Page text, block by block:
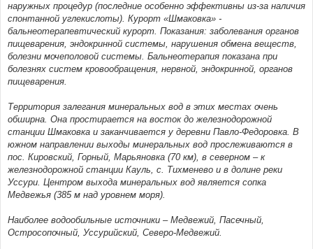
наружных процедур (последние особенно эффективны из-за наличия
спонтанной углекислоты). Курорт «Шмаковка» -
бальнеотерапевтический курорт. Показания: заболевания органов
пищеварения, эндокринной системы, нарушения обмена веществ,
болезни мочеполовой системы. Бальнеотерапия показана при
болезнях систем кровообращения, нервной, эндокринной, органов
пищеварения.
Территория залегания минеральных вод в этих местах очень
обширна. Она простирается на восток до железнодорожной
станции Шмаковка и заканчивается у деревни Павло-Федоровка. В
южном направлении выходы минеральных вод прослеживаются в
пос. Кировский, Горный, Марьяновка (70 км), в северном – к
железнодорожной станции Кауль, с. Тихменево и в долине реки
Уссури. Центром выхода минеральных вод является сопка
Медвежья (385 м над уровнем моря).
Наиболее водообильные источники – Медвежий, Пасечный,
Остросопочный, Уссурийский, Северо-Медвежий.